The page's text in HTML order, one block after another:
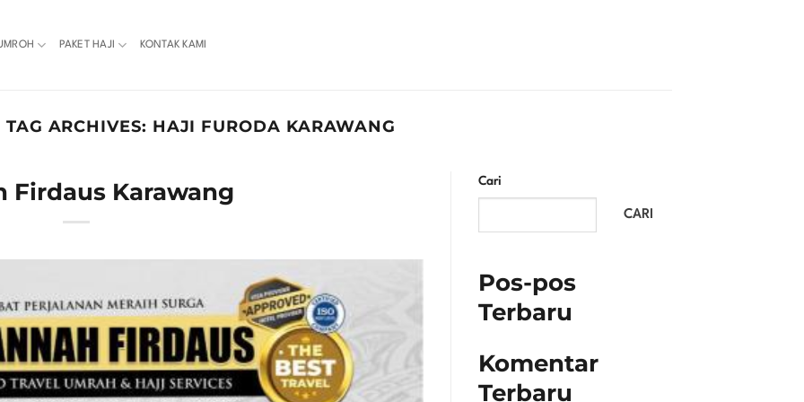
PAKET HAJI KONTAK KAMI
TAG ARCHIVES: HAJI FURODA KARAWANG
Firdaus Karawang Cari
CARI
Pos-pos
Terbaru
Komentar
Terbaru